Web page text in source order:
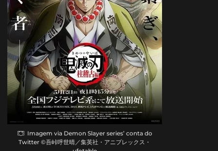
Imagem via Demon Slayer series’ conta do
Twitter ©吾峠呼世晴／集英社・アニプレックス・